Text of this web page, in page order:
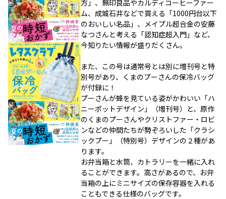
方」、無印良品やカルディコーヒーファー
ム、成城石井などで買える「1000円台以下
のおいしい名品」、メイプル超合金の安藤
なつさんと考える「認知症超入門」など、
今知りたい情報が盛りだくさん。
また、この号は通常号とは別に増刊号と特
別号があり、くまのプーさんの保冷バッグ
が付録に！
プーさんが蜂を見ている姿がかわいい「ハ
ニーポットデザイン」（増刊号）と、原作
のくまのプーさんやクリストファー・ロビ
ンなどの仲間たちが勢ぞろいした「クラシ
ックプー」（特別号）デザインの２種があ
ります。
お弁当箱と水筒、カトラリーを一緒に入れ
ることができます。高さがあるので、お弁
当箱の上にミニサイズの保存容器を入れる
こともできる仕様のバッグです。